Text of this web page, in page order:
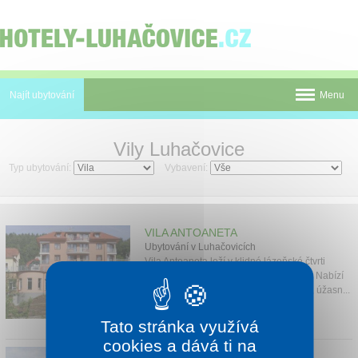
Najít ubytování
Mapa
Luhačovice
O nás
Menu
Vily Luhačovice
Typ ubytování: Vybavení:
VILA ANTOANETA
Ubytování v Luhačovicích
Vila Antoaneta leží v klidné lázeňské čtvrti
Luhačovic v blízkosti parku a kolonády. Nabízí
komplexní služby pod jednou střechou, úžasn...
1 noc od
2 036 Kč
VILA VALAŠKA
Tato stránka využívá
cookies a dává ti na